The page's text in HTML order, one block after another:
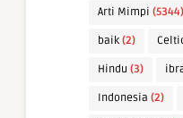
Arti Mimpi (5344)
baik (2)
Hindu (3)
Indonesia (2)